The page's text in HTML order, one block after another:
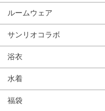
ルームウェア
サンリオコラボ
浴衣
水着
福袋